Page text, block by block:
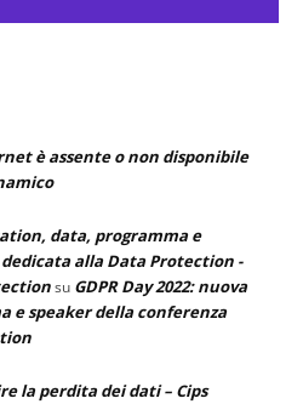
è assente o non disponibile
data, programma e
alla Data Protection -
su GDPR Day 2022: nuova
e speaker della conferenza
la perdita dei dati – Cips